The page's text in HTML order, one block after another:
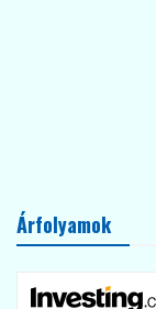
Árfolyamok